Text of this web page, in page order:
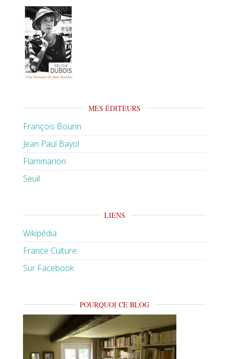
MES ÉDITEURS
François Bourin
Jean Paul Bayol
Flammarion
Seuil
LIENS
Wikipédia
France Culture
Sur Facebook
POURQUOI CE BLOG